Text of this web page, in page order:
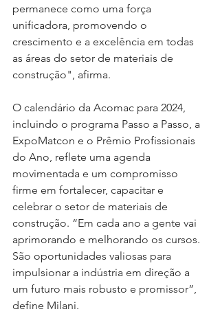
permanece como uma força
unificadora, promovendo o
crescimento e a excelência em todas
as áreas do setor de materiais de
construção", afirma.
O calendário da Acomac para 2024,
incluindo o programa Passo a Passo, a
ExpoMatcon e o Prêmio Profissionais
do Ano, reflete uma agenda
movimentada e um compromisso
firme em fortalecer, capacitar e
celebrar o setor de materiais de
construção. “Em cada ano a gente vai
aprimorando e melhorando os cursos.
São oportunidades valiosas para
impulsionar a indústria em direção a
um futuro mais robusto e promissor”,
define Milani.